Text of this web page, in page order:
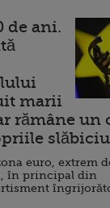
de ani.
marii
rămâne un
euro, extrem
în principal din